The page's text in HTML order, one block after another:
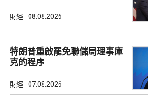
財經 08.08.2026
特朗普重啟罷免聯儲局理事庫
克的程序
財經 07.08.2026